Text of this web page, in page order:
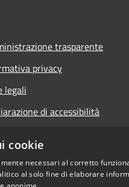
trasparente
privacy
legali
di accessibilità
cookie
necessari al corretto
al solo fine di elaborare